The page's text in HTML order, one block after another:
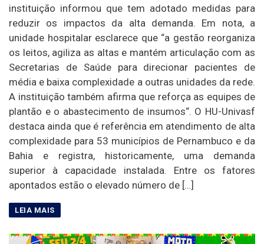
instituição informou que tem adotado medidas para
reduzir os impactos da alta demanda. Em nota, a
unidade hospitalar esclarece que “a gestão reorganiza
os leitos, agiliza as altas e mantém articulação com as
Secretarias de Saúde para direcionar pacientes de
média e baixa complexidade a outras unidades da rede.
A instituição também afirma que reforça as equipes de
plantão e o abastecimento de insumos“. O HU-Univasf
destaca ainda que é referência em atendimento de alta
complexidade para 53 municípios de Pernambuco e da
Bahia e registra, historicamente, uma demanda
superior à capacidade instalada. Entre os fatores
apontados estão o elevado número de […]